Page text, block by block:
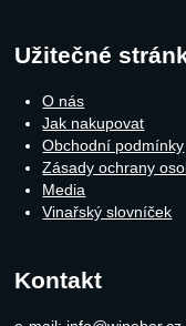
Užitečné
O nás
Jak nakupovat
Obchodní podmínky
Zásady ochrany
Media
Vinařský slovníček
Kontakt